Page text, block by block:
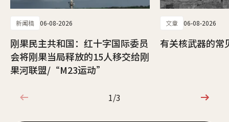
新闻稿 06-08-2026
刚果民主共和国：红十字国际委员
会将刚果当局释放的15人移交给刚
果河联盟/“M23运动”
文章 06-08-2026
有关核武器的常
1/3
1/3